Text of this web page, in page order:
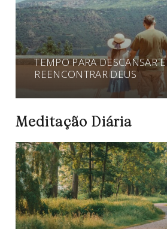
TEMPO PARA DESCANSAR E
REENCONTRAR DEUS
Meditação Diária